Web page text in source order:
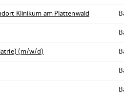
Klinikum am Plattenwald
(m/w/d)